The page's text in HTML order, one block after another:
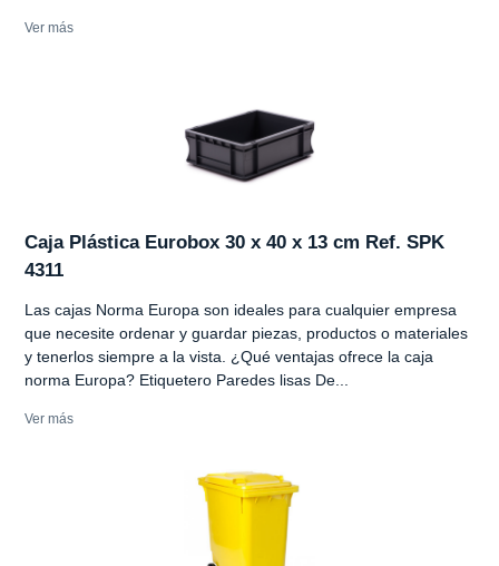
Ver más
Caja Plástica Eurobox 30 x 40 x 13 cm Ref. SPK
4311
Las cajas Norma Europa son ideales para cualquier empresa
que necesite ordenar y guardar piezas, productos o materiales
y tenerlos siempre a la vista. ¿Qué ventajas ofrece la caja
norma Europa? Etiquetero Paredes lisas De...
Ver más